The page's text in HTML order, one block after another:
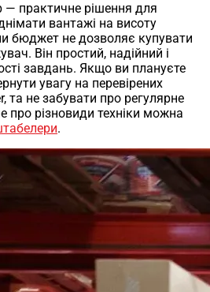
— практичне рішення для
вантажі на висоту
бюджет не дозволяє купувати
Він простий, надійний і
завдань. Якщо ви плануєте
увагу на перевірених
та не забувати про регулярне
про різновиди техніки можна
.